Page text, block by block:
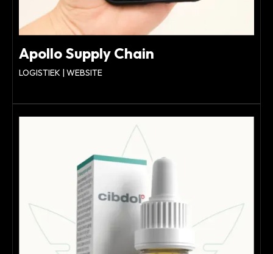
Apollo Supply Chain
LOGISTIEK | WEBSITE